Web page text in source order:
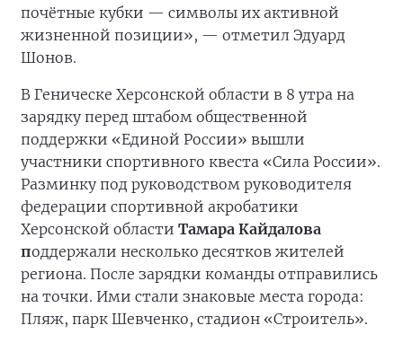
почётные кубки — символы их активной
жизненной позиции», — отметил Эдуард
Шонов.
В Геническе Херсонской области в 8 утра на
зарядку перед штабом общественной
поддержки «Единой России» вышли
участники спортивного квеста «Сила России».
Разминку под руководством руководителя
федерации спортивной акробатики
Херсонской области Тамара Кайдалова
поддержали несколько десятков жителей
региона. После зарядки команды отправились
на точки. Ими стали знаковые места города:
Пляж, парк Шевченко, стадион «Строитель».